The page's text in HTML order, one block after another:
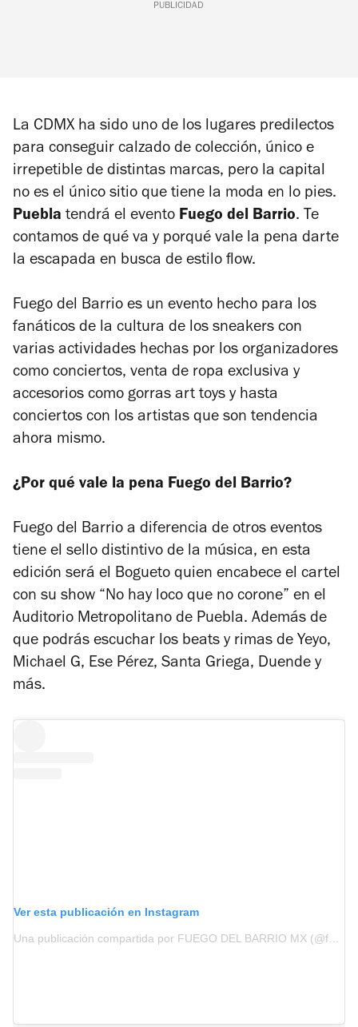
PUBLICIDAD
La CDMX ha sido uno de los lugares predilectos
para conseguir calzado de colección, único e
irrepetible de distintas marcas, pero la capital
no es el único sitio que tiene la moda en lo pies.
Puebla tendrá el evento Fuego del Barrio. Te
contamos de qué va y porqué vale la pena darte
la escapada en busca de estilo flow.
Fuego del Barrio es un evento hecho para los
fanáticos de la cultura de los sneakers con
varias actividades hechas por los organizadores
como conciertos, venta de ropa exclusiva y
accesorios como gorras art toys y hasta
conciertos con los artistas que son tendencia
ahora mismo.
¿Por qué vale la pena Fuego del Barrio?
Fuego del Barrio a diferencia de otros eventos
tiene el sello distintivo de la música, en esta
edición será el Bogueto quien encabece el cartel
con su show “No hay loco que no corone” en el
Auditorio Metropolitano de Puebla. Además de
que podrás escuchar los beats y rimas de Yeyo,
Michael G, Ese Pérez, Santa Griega, Duende y
más.
Ver esta publicación en Instagram